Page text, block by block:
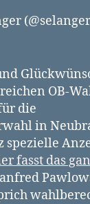
OB-
die
in
spezielle
fasst das